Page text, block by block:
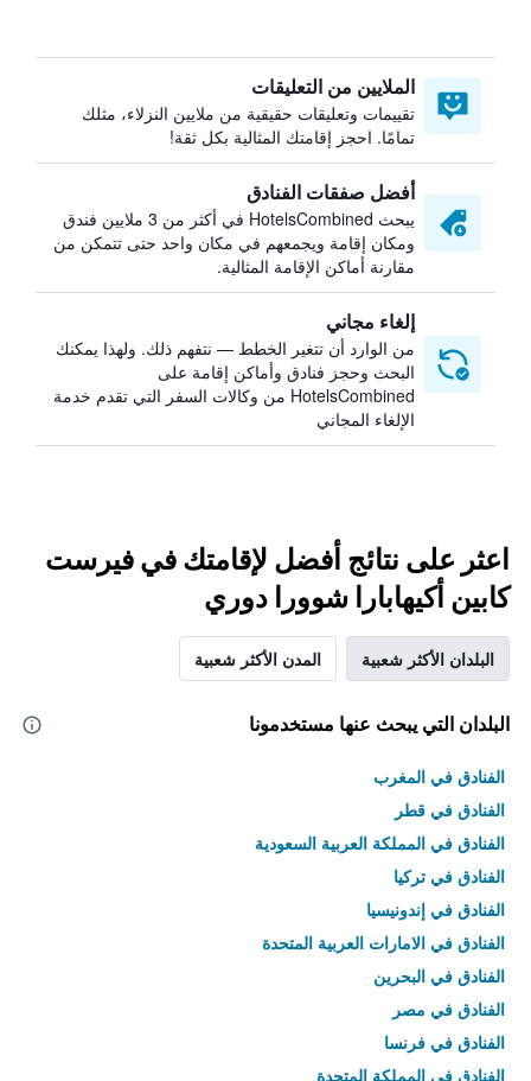
الملايين من التعليقات
تقييمات وتعليقات حقيقية من ملايين النزلاء، مثلك
تمامًا. احجز إقامتك المثالية بكل ثقة!
أفضل صفقات الفنادق
يبحث HotelsCombined في أكثر من 3 ملايين فندق
ومكان إقامة ويجمعهم في مكان واحد حتى تتمكن من
مقارنة أماكن الإقامة المثالية.
إلغاء مجاني
من الوارد أن تتغير الخطط — نتفهم ذلك. ولهذا يمكنك
البحث وحجز فنادق وأماكن إقامة على
HotelsCombined من وكالات السفر التي تقدم خدمة
الإلغاء المجاني
اعثر على نتائج أفضل لإقامتك في فيرست
كابين أكيهابارا شوورا دوري
البلدان الأكثر شعبية المدن الأكثر شعبية
البلدان التي يبحث عنها مستخدمونا
الفنادق في المغرب
الفنادق في قطر
الفنادق في المملكة العربية السعودية
الفنادق في تركيا
الفنادق في إندونيسيا
الفنادق في الامارات العربية المتحدة
الفنادق في البحرين
الفنادق في مصر
الفنادق في فرنسا
الفنادق في المملكة المتحدة